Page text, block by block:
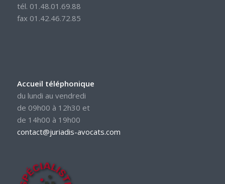
tél. 01.48.01.69.88
fax 01.42.46.72.85
Accueil téléphonique
du lundi au vendredi
de 09h00 à 12h30 et
de 14h00 à 19h00
contact@juriadis-avocats.com